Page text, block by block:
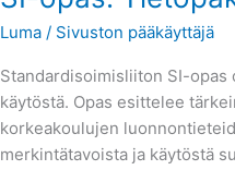
Luma / Sivuston pääkäyttäjä
Standardisoimisliiton SI-
käytöstä. Opas esittelee
korkeakoulujen
merkintätavoista ja käytöstä
suureista
ja
yksiköistä